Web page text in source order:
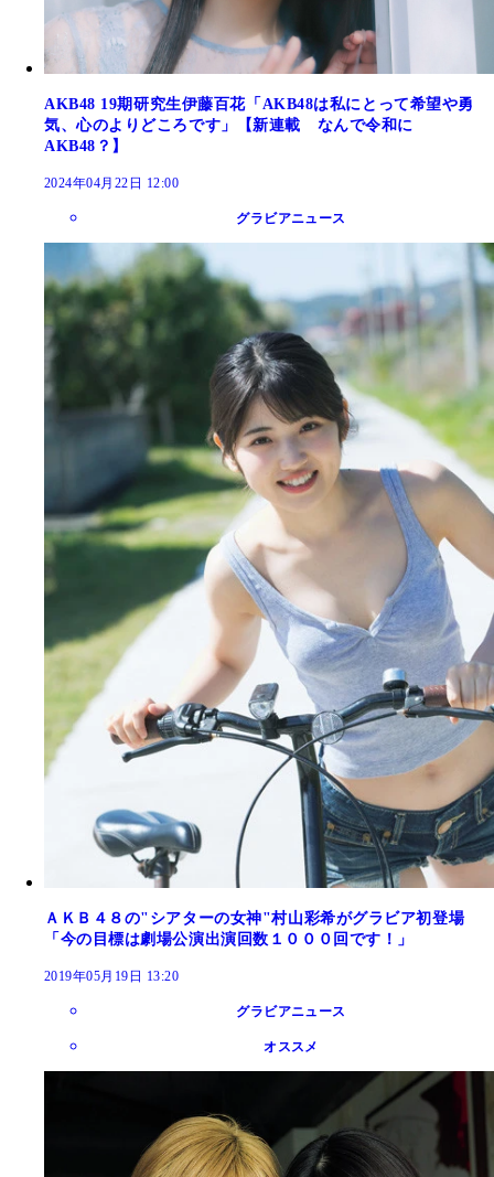
AKB48 19期研究生伊藤百花「AKB48は私にとって希望や勇
気、心のよりどころです」【新連載 なんで令和に
AKB48？】
2024年04月22日 12:00
グラビアニュース
ＡＫＢ４８の"シアターの女神"村山彩希がグラビア初登場
「今の目標は劇場公演出演回数１０００回です！」
2019年05月19日 13:20
グラビアニュース
オススメ